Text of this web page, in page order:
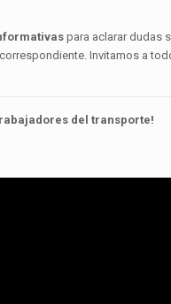
para aclarar dudas
Invitamos a
del transporte!